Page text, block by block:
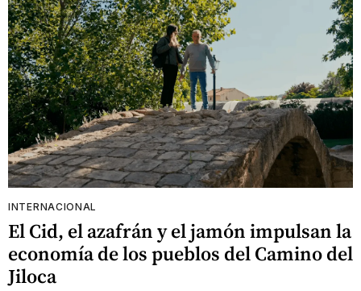
INTERNACIONAL
El Cid, el azafrán y el jamón impulsan la
economía de los pueblos del Camino del
Jiloca